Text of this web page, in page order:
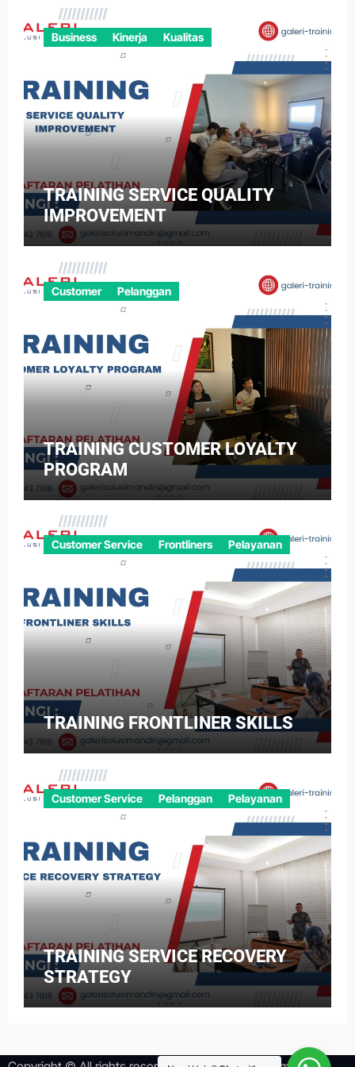
Business Kinerja Kualitas
TRAINING SERVICE QUALITY
IMPROVEMENT
Customer Pelanggan
TRAINING CUSTOMER LOYALTY
PROGRAM
Customer Service Frontliners Pelayanan
TRAINING FRONTLINER SKILLS
Customer Service Pelanggan Pelayanan
TRAINING SERVICE RECOVERY
STRATEGY